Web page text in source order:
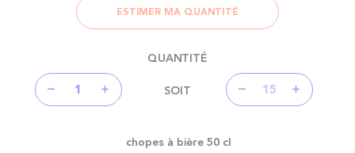
ESTIMER MA QUANTITÉ
QUANTITÉ
SOIT
chopes à bière 50 cl